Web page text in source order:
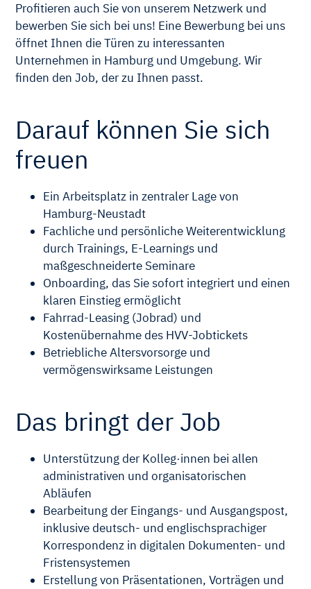
Profitieren auch Sie von unserem Netzwerk und
bewerben Sie sich bei uns! Eine Bewerbung bei uns
öffnet Ihnen die Türen zu interessanten
Unternehmen in Hamburg und Umgebung. Wir
finden den Job, der zu Ihnen passt.
Darauf können Sie sich
freuen
Ein Arbeitsplatz in zentraler Lage von
Hamburg-Neustadt
Fachliche und persönliche Weiterentwicklung
durch Trainings, E-Learnings und
maßgeschneiderte Seminare
Onboarding, das Sie sofort integriert und einen
klaren Einstieg ermöglicht
Fahrrad-Leasing (Jobrad) und
Kostenübernahme des HVV-Jobtickets
Betriebliche Altersvorsorge und
vermögenswirksame Leistungen
Das bringt der Job
Unterstützung der Kolleg·innen bei allen
administrativen und organisatorischen
Abläufen
Bearbeitung der Eingangs- und Ausgangspost,
inklusive deutsch- und englischsprachiger
Korrespondenz in digitalen Dokumenten- und
Fristensystemen
Erstellung von Präsentationen, Vorträgen und